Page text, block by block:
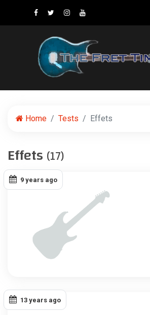
Home Tests Effets
Effets (17)
9 years ago
13 years ago